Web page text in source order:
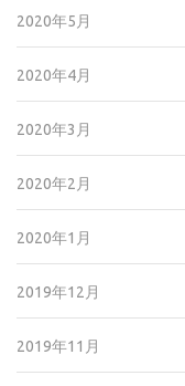
2020年5月
2020年4月
2020年3月
2020年2月
2020年1月
2019年12月
2019年11月